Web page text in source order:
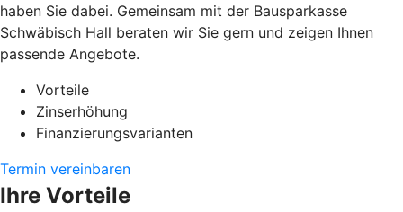
haben Sie dabei. Gemeinsam mit der Bausparkasse
Schwäbisch Hall beraten wir Sie gern und zeigen Ihnen
passende Angebote.
Vorteile
Zinserhöhung
Finanzierungsvarianten
Termin vereinbaren
Ihre Vorteile